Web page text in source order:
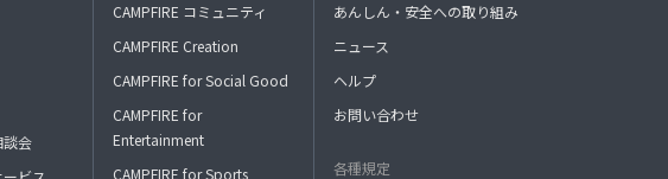
会
CAMPFIRE コミュニティ
CAMPFIRE Creation
CAMPFIRE for Social Good
CAMPFIRE for
Entertainment
CAMPFIRE for Sports
あんしん・安全への取り組み
ニュース
ヘルプ
お問い合わせ
各種規定